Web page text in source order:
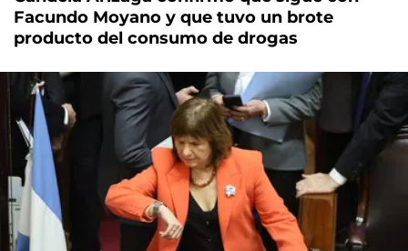
Facundo Moyano y que tuvo un brote
producto del consumo de drogas